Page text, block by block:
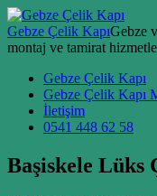
Skip to content
Gebze Çelik KapıGebze
montaj ve tamirat
Main Navigation
Gebze Çelik Kapı
Gebze Çelik Kapı
İletişim
0541 448 62 58
Başiskele Lüks